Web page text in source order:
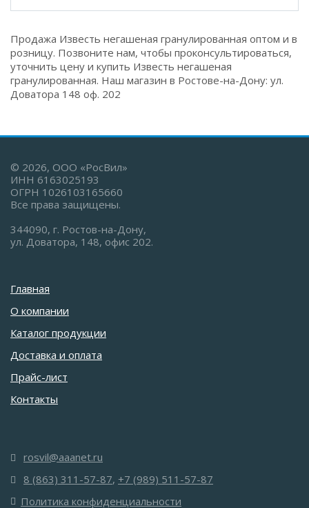
Продажа Известь негашеная гранулированная оптом и в
розницу. Позвоните нам, чтобы проконсультироваться,
уточнить цену и купить Известь негашеная
гранулированная. Наш магазин в Ростове-на-Дону: ул.
Доватора 148 оф. 202
© 2026, ООО «РосВил»
ИНН 6163025193
ОГРН 1026103165660
Все права защищены.
344090, г. Ростов-на-Дону,
ул. Доватора, 148, офис 202.
Главная
О компании
Каталог продукции
Доставка и оплата
Прайс-лист
Контакты
rosvil@aaanet.ru
8 (863) 311-57-87, +7 (989) 511-57-87
Политика конфиденциальности